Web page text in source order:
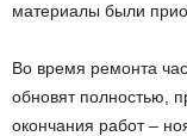
материалы были
Во время ремонта
обновят полностью,
окончания работ –